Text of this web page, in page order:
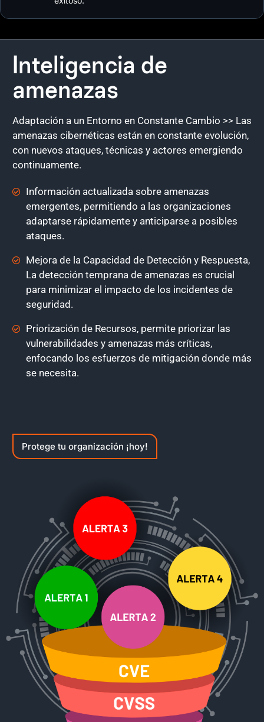
Inteligencia de
amenazas
Adaptación a un Entorno en Constante Cambio >> Las
amenazas cibernéticas están en constante evolución,
con nuevos ataques, técnicas y actores emergiendo
continuamente.
Información actualizada sobre amenazas
emergentes, permitiendo a las organizaciones
adaptarse rápidamente y anticiparse a posibles
ataques.
Mejora de la Capacidad de Detección y Respuesta,
La detección temprana de amenazas es crucial
para minimizar el impacto de los incidentes de
seguridad.
Priorización de Recursos, permite priorizar las
vulnerabilidades y amenazas más críticas,
enfocando los esfuerzos de mitigación donde más
se necesita.
Protege tu organización ¡hoy!